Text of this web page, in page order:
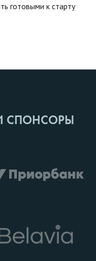
готовыми к старту
СПОНСОРЫ